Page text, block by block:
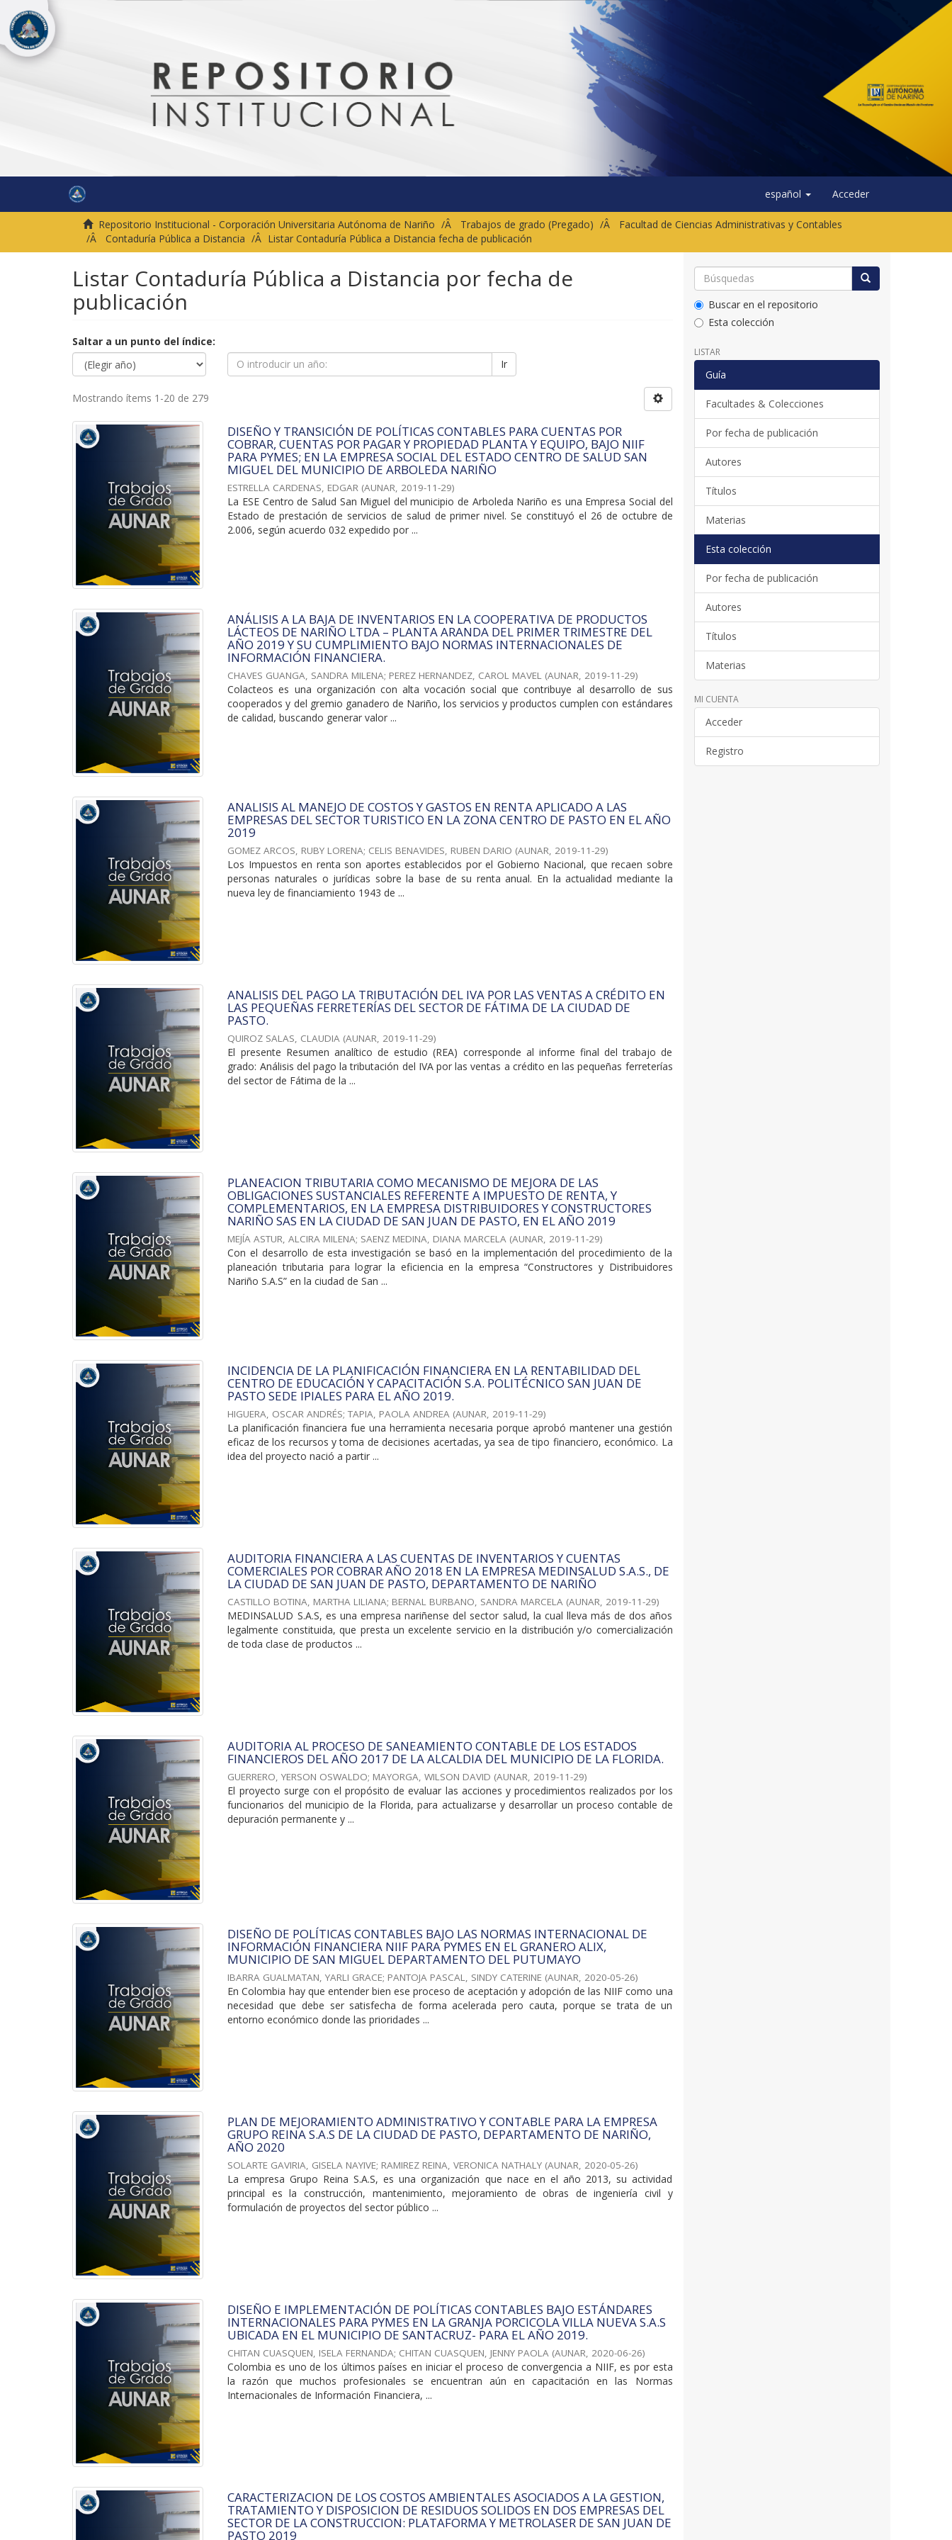
español Acceder
Repositorio Institucional - Corporación Universitaria Autónoma de Nariño Trabajos de grado (Pregado)
Facultad de Ciencias Administrativas y Contables
Contaduría Pública a Distancia
Listar Contaduría Pública a Distancia fecha de publicación
Listar Contaduría Pública a Distancia por fecha de
publicación
Saltar a un punto del índice:
Ir
Mostrando ítems 1-20 de 279
DISEÑO Y TRANSICIÓN DE POLÍTICAS CONTABLES PARA CUENTAS POR
COBRAR, CUENTAS POR PAGAR Y PROPIEDAD PLANTA Y EQUIPO, BAJO NIIF
PARA PYMES; EN LA EMPRESA SOCIAL DEL ESTADO CENTRO DE SALUD SAN
MIGUEL DEL MUNICIPIO DE ARBOLEDA NARIÑO
ESTRELLA CARDENAS, EDGAR (AUNAR, 2019-11-29)
La ESE Centro de Salud San Miguel del municipio de Arboleda Nariño es una Empresa Social del
Estado de prestación de servicios de salud de primer nivel. Se constituyó el 26 de octubre de
2.006, según acuerdo 032 expedido por ...
ANÁLISIS A LA BAJA DE INVENTARIOS EN LA COOPERATIVA DE PRODUCTOS
LÁCTEOS DE NARIÑO LTDA – PLANTA ARANDA DEL PRIMER TRIMESTRE DEL
AÑO 2019 Y SU CUMPLIMIENTO BAJO NORMAS INTERNACIONALES DE
INFORMACIÓN FINANCIERA.
CHAVES GUANGA, SANDRA MILENA; PEREZ HERNANDEZ, CAROL MAVEL (AUNAR, 2019-11-29)
Colacteos es una organización con alta vocación social que contribuye al desarrollo de sus
cooperados y del gremio ganadero de Nariño, los servicios y productos cumplen con estándares
de calidad, buscando generar valor ...
ANALISIS AL MANEJO DE COSTOS Y GASTOS EN RENTA APLICADO A LAS
EMPRESAS DEL SECTOR TURISTICO EN LA ZONA CENTRO DE PASTO EN EL AÑO
2019
GOMEZ ARCOS, RUBY LORENA; CELIS BENAVIDES, RUBEN DARIO (AUNAR, 2019-11-29)
Los Impuestos en renta son aportes establecidos por el Gobierno Nacional, que recaen sobre
personas naturales o jurídicas sobre la base de su renta anual. En la actualidad mediante la
nueva ley de financiamiento 1943 de ...
ANALISIS DEL PAGO LA TRIBUTACIÓN DEL IVA POR LAS VENTAS A CRÉDITO EN
LAS PEQUEÑAS FERRETERÍAS DEL SECTOR DE FÁTIMA DE LA CIUDAD DE
PASTO.
QUIROZ SALAS, CLAUDIA (AUNAR, 2019-11-29)
El presente Resumen analítico de estudio (REA) corresponde al informe final del trabajo de
grado: Análisis del pago la tributación del IVA por las ventas a crédito en las pequeñas ferreterías
del sector de Fátima de la ...
PLANEACION TRIBUTARIA COMO MECANISMO DE MEJORA DE LAS
OBLIGACIONES SUSTANCIALES REFERENTE A IMPUESTO DE RENTA, Y
COMPLEMENTARIOS, EN LA EMPRESA DISTRIBUIDORES Y CONSTRUCTORES
NARIÑO SAS EN LA CIUDAD DE SAN JUAN DE PASTO, EN EL AÑO 2019
MEJÍA ASTUR, ALCIRA MILENA; SAENZ MEDINA, DIANA MARCELA (AUNAR, 2019-11-29)
Con el desarrollo de esta investigación se basó en la implementación del procedimiento de la
planeación tributaria para lograr la eficiencia en la empresa “Constructores y Distribuidores
Nariño S.A.S” en la ciudad de San ...
INCIDENCIA DE LA PLANIFICACIÓN FINANCIERA EN LA RENTABILIDAD DEL
CENTRO DE EDUCACIÓN Y CAPACITACIÓN S.A. POLITÉCNICO SAN JUAN DE
PASTO SEDE IPIALES PARA EL AÑO 2019.
HIGUERA, OSCAR ANDRÉS;TAPIA, PAOLA ANDREA (AUNAR, 2019-11-29)
La planificación financiera fue una herramienta necesaria porque aprobó mantener una gestión
eficaz de los recursos y toma de decisiones acertadas, ya sea de tipo financiero, económico. La
idea del proyecto nació a partir ...
AUDITORIA FINANCIERA A LAS CUENTAS DE INVENTARIOS Y CUENTAS
COMERCIALES POR COBRAR AÑO 2018 EN LA EMPRESA MEDINSALUD S.A.S., DE
LA CIUDAD DE SAN JUAN DE PASTO, DEPARTAMENTO DE NARIÑO
CASTILLO BOTINA, MARTHA LILIANA; BERNAL BURBANO, SANDRA MARCELA (AUNAR, 2019-11-29)
MEDINSALUD S.A.S, es una empresa nariñense del sector salud, la cual lleva más de dos años
legalmente constituida, que presta un excelente servicio en la distribución y/o comercialización
de toda clase de productos ...
AUDITORIA AL PROCESO DE SANEAMIENTO CONTABLE DE LOS ESTADOS
FINANCIEROS DEL AÑO 2017 DE LA ALCALDIA DEL MUNICIPIO DE LA FLORIDA.
GUERRERO, YERSON OSWALDO; MAYORGA, WILSON DAVID (AUNAR, 2019-11-29)
El proyecto surge con el propósito de evaluar las acciones y procedimientos realizados por los
funcionarios del municipio de la Florida, para actualizarse y desarrollar un proceso contable de
depuración permanente y ...
DISEÑO DE POLÍTICAS CONTABLES BAJO LAS NORMAS INTERNACIONAL DE
INFORMACIÓN FINANCIERA NIIF PARA PYMES EN EL GRANERO ALIX,
MUNICIPIO DE SAN MIGUEL DEPARTAMENTO DEL PUTUMAYO
IBARRA GUALMATAN, YARLI GRACE; PANTOJA PASCAL, SINDY CATERINE (AUNAR, 2020-05-26)
En Colombia hay que entender bien ese proceso de aceptación y adopción de las NIIF como una
necesidad que debe ser satisfecha de forma acelerada pero cauta, porque se trata de un
entorno económico donde las prioridades ...
PLAN DE MEJORAMIENTO ADMINISTRATIVO Y CONTABLE PARA LA EMPRESA
GRUPO REINA S.A.S DE LA CIUDAD DE PASTO, DEPARTAMENTO DE NARIÑO,
AÑO 2020
SOLARTE GAVIRIA, GISELA NAYIVE; RAMIREZ REINA, VERONICA NATHALY (AUNAR, 2020-05-26)
La empresa Grupo Reina S.A.S, es una organización que nace en el año 2013, su actividad
principal es la construcción, mantenimiento, mejoramiento de obras de ingeniería civil y
formulación de proyectos del sector público ...
DISEÑO E IMPLEMENTACIÓN DE POLÍTICAS CONTABLES BAJO ESTÁNDARES
INTERNACIONALES PARA PYMES EN LA GRANJA PORCICOLA VILLA NUEVA S.A.S
UBICADA EN EL MUNICIPIO DE SANTACRUZ- PARA EL AÑO 2019.
CHITAN CUASQUEN, ISELA FERNANDA; CHITAN CUASQUEN, JENNY PAOLA (AUNAR, 2020-06-26)
Colombia es uno de los últimos países en iniciar el proceso de convergencia a NIIF, es por esta
la razón que muchos profesionales se encuentran aún en capacitación en las Normas
Internacionales de Información Financiera, ...
CARACTERIZACION DE LOS COSTOS AMBIENTALES ASOCIADOS A LA GESTION,
TRATAMIENTO Y DISPOSICION DE RESIDUOS SOLIDOS EN DOS EMPRESAS DEL
SECTOR DE LA CONSTRUCCION: PLATAFORMA Y METROLASER DE SAN JUAN DE
PASTO 2019
Buscar en el repositorio
Esta colección
LISTAR
Guía
Facultades & Colecciones
Por fecha de publicación
Autores
Títulos
Materias
Esta colección
Por fecha de publicación
Autores
Títulos
Materias
MI CUENTA
Acceder
Registro